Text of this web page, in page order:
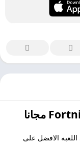
الافضل على